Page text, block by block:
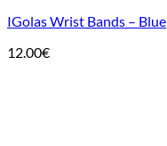
IGolas Wrist Bands – Blue
12.00€